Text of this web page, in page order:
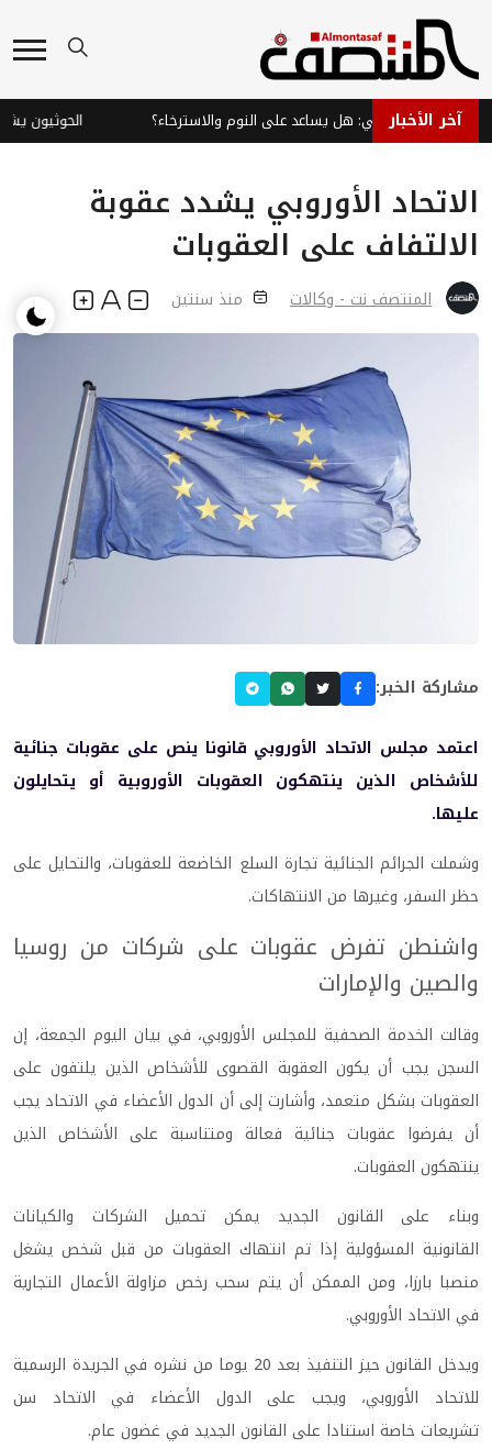
آخر الأخبار
النعناع الفلفلي: هل يساعد على النوم والاسترخاء؟ الحوثيون
الاتحاد الأوروبي يشدد عقوبة
الالتفاف على العقوبات
المنتصف نت - وكالات منذ سنتين
مشاركة الخبر:
اعتمد مجلس الاتحاد الأوروبي قانونا ينص على عقوبات جنائية
للأشخاص الذين ينتهكون العقوبات الأوروبية أو يتحايلون
عليها.
وشملت الجرائم الجنائية تجارة السلع الخاضعة للعقوبات، والتحايل على
حظر السفر، وغيرها من الانتهاكات.
واشنطن تفرض عقوبات على شركات من روسيا
والصين والإمارات
وقالت الخدمة الصحفية للمجلس الأوروبي، في بيان اليوم الجمعة، إن
السجن يجب أن يكون العقوبة القصوى للأشخاص الذين يلتفون على
العقوبات بشكل متعمد، وأشارت إلى أن الدول الأعضاء في الاتحاد يجب
أن يفرضوا عقوبات جنائية فعالة ومتناسبة على الأشخاص الذين
ينتهكون العقوبات.
وبناء على القانون الجديد يمكن تحميل الشركات والكيانات
القانونية المسؤولية إذا تم انتهاك العقوبات من قبل شخص يشغل
منصبا بارزا، ومن الممكن أن يتم سحب رخص مزاولة الأعمال التجارية
في الاتحاد الأوروبي.
ويدخل القانون حيز التنفيذ بعد 20 يوما من نشره في الجريدة الرسمية
للاتحاد الأوروبي، ويجب على الدول الأعضاء في الاتحاد سن
تشريعات خاصة استنادا على القانون الجديد في غضون عام.